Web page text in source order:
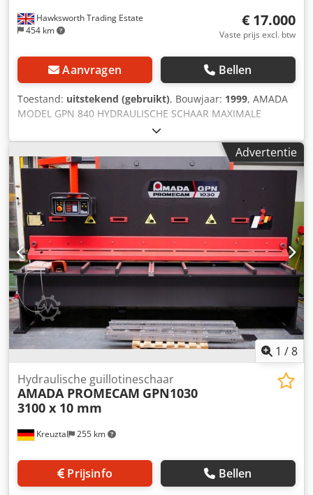
Hawksworth Trading Estate
454 km
€ 17.000
Vaste prijs excl. btw
Aanvragen Bellen
Toestand: uitstekend (gebruikt), Bouwjaar: 1999, AMADA
MODEL GPN 840 HYDRAULISCHE SCHAAR MAXIMALE
SLANGlengte 4000 mm MAXIMUM DIKTE M.S. 45 kg/mm/2 8
mm MAXIMALE DIKTE S.S. 60/kg/mm2 6 mm STROKKEN
PER. MIN 10 - 35 ACHTERSTE BEREIK 10 - 1000 mm
MOTORGROOTTE 15 KW machinegewicht 10100 kg
STANDAARDUITRUSTING PROGRAMMEERBARE
GEMOTORISEERDE ACHTERAANSLAG 1,5 METER
ZIJAANSLAG 1,5 METER VOORSTEUN
SCHADUWLIJNVERLICHTING AUTOMATISCHE
HYDRAULISCHE KLEMMEN GECENTRALISEERDE SMERING
VOETWISSEL SCHADUW LICHTSTRAAL TELLER
AUTOMATISCHE SCHAARCONTACTEN IN ACHTERAANSLAG
BLADSPLEET EN ZWAAIHOEKINSTELLING FLIP-STOPS
VOORAAN ÉÉN SET MESSEN 4 SNIJKANTEN INSTELBARE
SLAG WERKLADE Dcedpfx Aistrkmnoksk URENTELLER
AUTO-DIAGNOSE
Advertentie
1 /8
Kreuztal 255 km
Hydraulische guillotineschaar
AMADA PROMECAM GPN1030
3100 x 10 mm
Prijsinfo Bellen